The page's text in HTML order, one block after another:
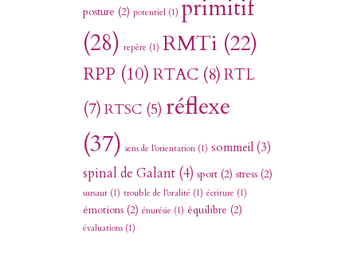
posture (2) potentiel(1) primitif
(28) repère (1) RMTi (22)
RPP (10) RTAC(8)RTL
(7) RTSC(5) réflexe
(37) sens de l'orientation(1) sommeil(3)
spinal de Galant(4) sport(2) stress(2)
sursaut(1) trouble de l'oralité (1) écriture (1)
émotions(2) énurésie (1) équilibre (2)
évaluations(1)